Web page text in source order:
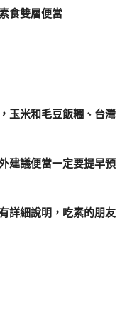
食雙層便當
玉米和毛豆飯糰、台灣
建議便當一定要提早預
詳細說明，吃素的朋友